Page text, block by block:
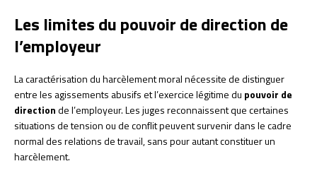
Les limites du pouvoir de direction de
l’employeur
La caractérisation du harcèlement moral nécessite de distinguer
entre les agissements abusifs et l’exercice légitime du pouvoir de
directionde l’employeur. Les juges reconnaissent que certaines
situations de tension ou de conflit peuvent survenir dans le cadre
normal des relations de travail, sans pour autant constituer un
harcèlement.